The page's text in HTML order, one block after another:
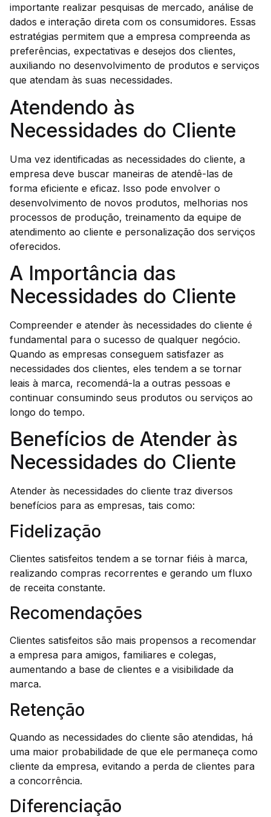
importante realizar pesquisas de mercado, análise de
dados e interação direta com os consumidores. Essas
estratégias permitem que a empresa compreenda as
preferências, expectativas e desejos dos clientes,
auxiliando no desenvolvimento de produtos e serviços
que atendam às suas necessidades.
Atendendo às
Necessidades do Cliente
Uma vez identificadas as necessidades do cliente, a
empresa deve buscar maneiras de atendê-las de
forma eficiente e eficaz. Isso pode envolver o
desenvolvimento de novos produtos, melhorias nos
processos de produção, treinamento da equipe de
atendimento ao cliente e personalização dos serviços
oferecidos.
A Importância das
Necessidades do Cliente
Compreender e atender às necessidades do cliente é
fundamental para o sucesso de qualquer negócio.
Quando as empresas conseguem satisfazer as
necessidades dos clientes, eles tendem a se tornar
leais à marca, recomendá-la a outras pessoas e
continuar consumindo seus produtos ou serviços ao
longo do tempo.
Benefícios de Atender às
Necessidades do Cliente
Atender às necessidades do cliente traz diversos
benefícios para as empresas, tais como:
Fidelização
Clientes satisfeitos tendem a se tornar fiéis à marca,
realizando compras recorrentes e gerando um fluxo
de receita constante.
Recomendações
Clientes satisfeitos são mais propensos a recomendar
a empresa para amigos, familiares e colegas,
aumentando a base de clientes e a visibilidade da
marca.
Retenção
Quando as necessidades do cliente são atendidas, há
uma maior probabilidade de que ele permaneça como
cliente da empresa, evitando a perda de clientes para
a concorrência.
Diferenciação